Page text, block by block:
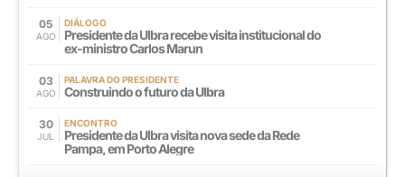
05
AGO
DIÁLOGO
Presidente da Ulbra recebe visita institucional do
ex-ministro Carlos Marun
03
AGO
PALAVRA DO PRESIDENTE
Construindo o futuro da Ulbra
30
JUL
ENCONTRO
Presidente da Ulbra visita nova sede da Rede
Pampa, em Porto Alegre